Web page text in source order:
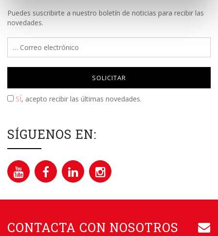
Puedes suscribirte a nuestro boletín de noticias para recibir las
novedades.
SÍ, acepto recibir las últimas novedades.
SÍGUENOS EN:
CONTACTA CON NOSOTROS